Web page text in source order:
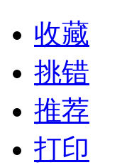
收藏
挑错
推荐
打印